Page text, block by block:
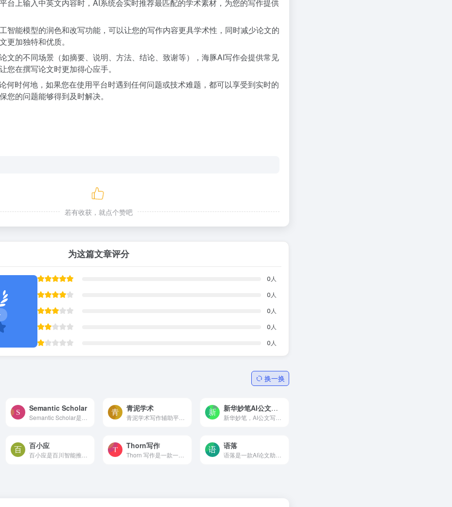
台上输入中英文内容时，AI系统会实时推荐最匹配的学术素材，为您的写作提供
工智能模型的润色和改写功能，可以让您的写作内容更具学术性，同时减少论文的
更加独特和优质。
文的不同场景（如摘要、说明、方法、结论、致谢等），海豚AI写作会提供常见
您在撰写论文时更加得心应手。
何时何地，如果您在使用平台时遇到任何问题或技术难题，都可以享受到实时的
您的问题能够得到及时解决。
若有收获，就点个赞吧
为这篇文章评分
0 人
0 人
0 人
0 人
0 人
换一换
Semantic Scholar 青泥学术 新华妙笔AI公文写作学习平台
百小应 Thorn写作 语落